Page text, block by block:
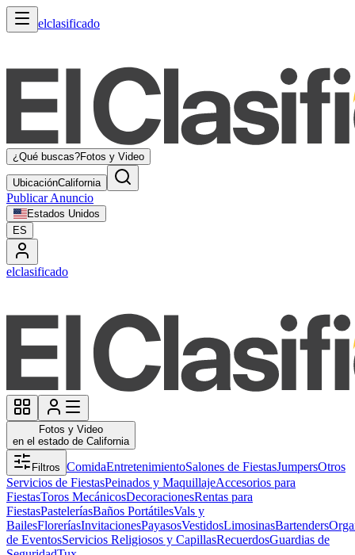
elclasificado
¿Qué buscas?Fotos y Video
UbicaciónCalifornia
Publicar Anuncio
Estados Unidos
ES
elclasificado
Fotos y Video
en el estado de California
Filtros ComidaEntretenimientoSalones de FiestasJumpersOtros
Servicios de FiestasPeinados y MaquillajeAccesorios para
FiestasToros MecánicosDecoracionesRentas para
FiestasPasteleríasBaños PortátilesVals y
BailesFloreríasInvitacionesPayasosVestidosLimosinasBartenders
de EventosServicios Religiosos y CapillasRecuerdosGuardias de